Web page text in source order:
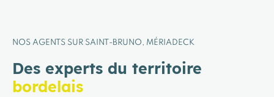
NOS AGENTS SUR SAINT-BRUNO, MÉRIADECK
Des experts du territoire
bordelais